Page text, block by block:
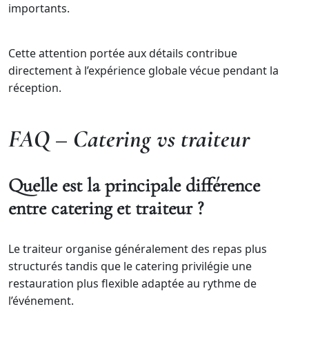
importants.
Cette attention portée aux détails contribue
directement à l’expérience globale vécue pendant la
réception.
FAQ – Catering vs traiteur
Quelle est la principale différence
entre catering et traiteur ?
Le traiteur organise généralement des repas plus
structurés tandis que le catering privilégie une
restauration plus flexible adaptée au rythme de
l’événement.